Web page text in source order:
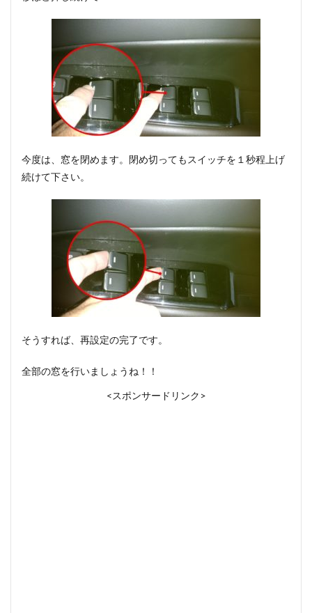
今度は、窓を閉めます。閉め切ってもスイッチを１秒程上げ
続けて下さい。
そうすれば、再設定の完了です。
全部の窓を行いましょうね！！
<スポンサードリンク>